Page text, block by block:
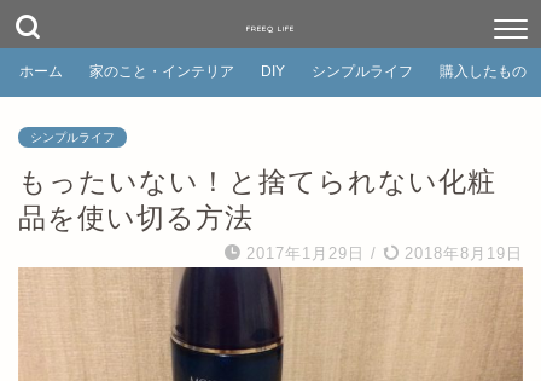
FREEQ LIFE
ホーム 家のこと・インテリア DIY シンプルライフ 購入したもの
シンプルライフ
もったいない！と捨てられない化粧
品を使い切る方法
2017年1月29日 / 2018年8月19日